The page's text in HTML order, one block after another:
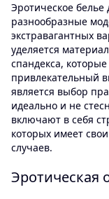
Эротическое
разнообразные
экстравагантных
уделяется
спандекса,
привлекательный
является выбор
идеально и не
включают в себя
которых имеет
случаев.
Эротическая